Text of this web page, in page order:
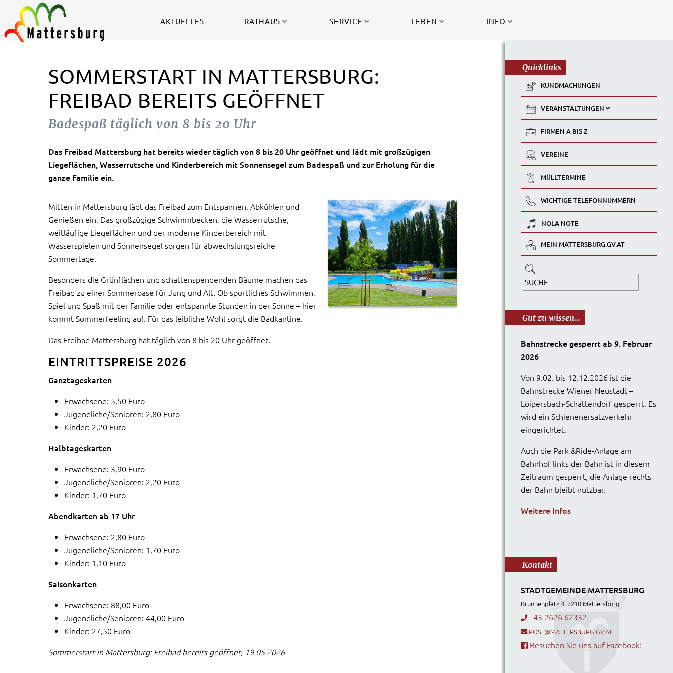
AKTUELLES RATHAUS SERVICE LEBEN INFO
SOMMERSTART IN MATTERSBURG:
FREIBAD BEREITS GEÖFFNET
Badespaß täglich von 8 bis 20 Uhr
Das Freibad Mattersburg hat bereits wieder täglich von 8 bis 20 Uhr geöffnet und lädt mit großzügigen
Liegeflächen, Wasserrutsche und Kinderbereich mit Sonnensegel zum Badespaß und zur Erholung für die
ganze Familie ein.
Mitten in Mattersburg lädt das Freibad zum Entspannen, Abkühlen und
Genießen ein. Das großzügige Schwimmbecken, die Wasserrutsche,
weitläufige Liegeflächen und der moderne Kinderbereich mit
Wasserspielen und Sonnensegel sorgen für abwechslungsreiche
Sommertage.
Besonders die Grünflächen und schattenspendenden Bäume machen das
Freibad zu einer Sommeroase für Jung und Alt. Ob sportliches Schwimmen,
Spiel und Spaß mit der Familie oder entspannte Stunden in der Sonne – hier
kommt Sommerfeeling auf. Für das leibliche Wohl sorgt die Badkantine.
Das Freibad Mattersburg hat täglich von 8 bis 20 Uhr geöffnet.
EINTRITTSPREISE 2026
Ganztageskarten
Erwachsene: 5,50 Euro
Jugendliche/Senioren: 2,80 Euro
Kinder: 2,20 Euro
Halbtageskarten
Erwachsene: 3,90 Euro
Jugendliche/Senioren: 2,20 Euro
Kinder: 1,70 Euro
Abendkarten ab 17 Uhr
Erwachsene: 2,80 Euro
Jugendliche/Senioren: 1,70 Euro
Kinder: 1,10 Euro
Saisonkarten
Erwachsene: 88,00 Euro
Jugendliche/Senioren: 44,00 Euro
Kinder: 27,50 Euro
Sommerstart in Mattersburg: Freibad bereits geöffnet, 19.05.2026
Quicklinks
KUNDMACHUNGEN
VERANSTALTUNGEN
FIRMEN A BIS Z
VEREINE
MÜLLTERMINE
WICHTIGE TELEFONNUMMERN
NOLA NOTE
MEIN MATTERSBURG.GV.AT
Gut zu wissen...
Bahnstrecke gesperrt ab 9. Februar
2026
Von 9.02. bis 12.12.2026 ist die
Bahnstrecke Wiener Neustadt –
Loipersbach-Schattendorf gesperrt. Es
wird ein Schienenersatzverkehr
eingerichtet.
Auch die Park &Ride-Anlage am
Bahnhof links der Bahn ist in diesem
Zeitraum gesperrt, die Anlage rechts
der Bahn bleibt nutzbar.
Weitere Infos
Kontakt
STADTGEMEINDE MATTERSBURG
Brunnenplatz 4, 7210 Mattersburg
+43 2626 62332
POST@MATTERSBURG.GV.AT
Besuchen Sie uns auf Facebook!